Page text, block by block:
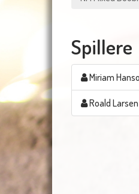
Spillere
Miriam
Roald Larsen